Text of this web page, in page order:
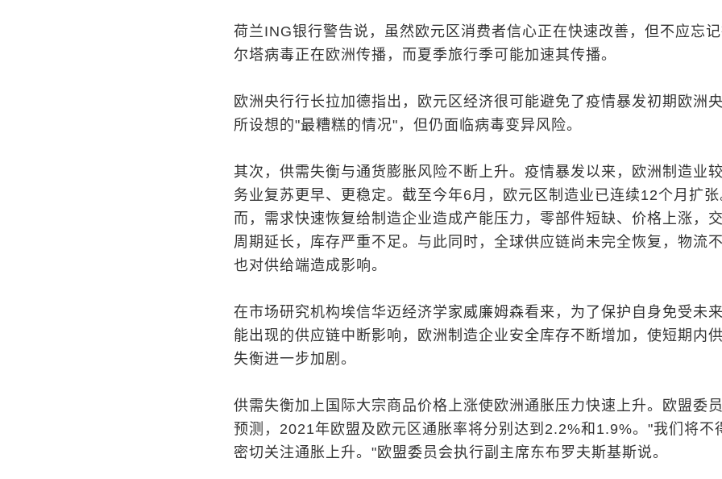
荷兰ING银行警告说，虽然欧元区消费者信心正在快速改善，但不应忘
尔塔病毒正在欧洲传播，而夏季旅行季可能加速其传播。
欧洲央行行长拉加德指出，欧元区经济很可能避免了疫情暴发初期欧洲
所设想的"最糟糕的情况"，但仍面临病毒变异风险。
其次，供需失衡与通货膨胀风险不断上升。疫情暴发以来，欧洲制造业
务业复苏更早、更稳定。截至今年6月，欧元区制造业已连续12个月扩
而，需求快速恢复给制造企业造成产能压力，零部件短缺、价格上涨，
周期延长，库存严重不足。与此同时，全球供应链尚未完全恢复，物流
也对供给端造成影响。
在市场研究机构埃信华迈经济学家威廉姆森看来，为了保护自身免受未
能出现的供应链中断影响，欧洲制造企业安全库存不断增加，使短期内
失衡进一步加剧。
供需失衡加上国际大宗商品价格上涨使欧洲通胀压力快速上升。欧盟委
预测，2021年欧盟及欧元区通胀率将分别达到2.2%和1.9%。"我们将不
密切关注通胀上升。"欧盟委员会执行副主席东布罗夫斯基斯说。